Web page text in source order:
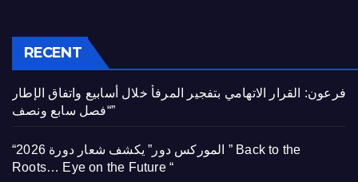
RECENT
فرعون: القرار الاتهامي بتفجير المرفأ خلال أسابيع واتفاق الإطار
“فصل سابع ونصف”
“الموركس دور” يكشف شعار دورة 2026 ” Back to the
Roots… Eye on the Future “